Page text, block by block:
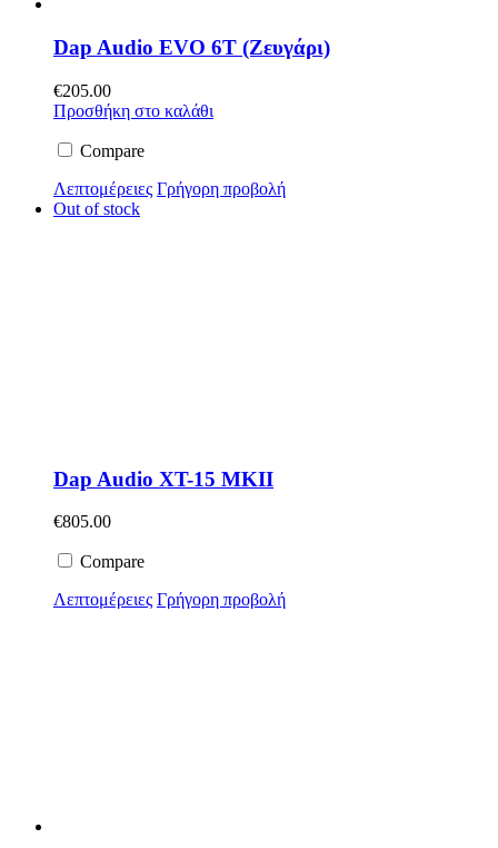
Dap Audio EVO 6T (Ζευγάρι)
€205.00
Προσθήκη στο καλάθι
Compare
Λεπτομέρειες Γρήγορη προβολή
Out of stock
Dap Audio XT-15 MKII
€805.00
Compare
Λεπτομέρειες Γρήγορη προβολή